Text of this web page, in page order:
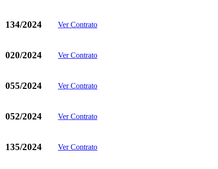
134/2024 Ver Contrato
020/2024 Ver Contrato
055/2024 Ver Contrato
052/2024 Ver Contrato
135/2024 Ver Contrato